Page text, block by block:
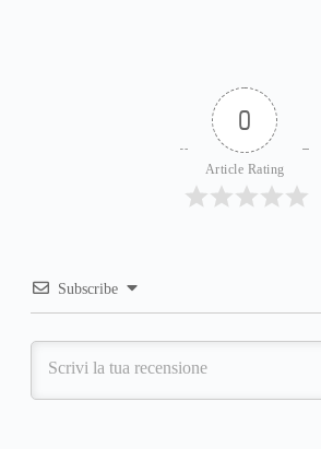
0
Article Rating
Subscribe